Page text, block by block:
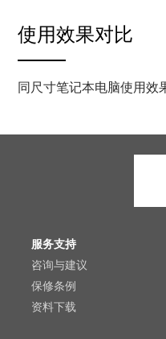
使用效果对比
同尺寸笔记本电脑使用效
服务支持
咨询与建议
保修条例
资料下载